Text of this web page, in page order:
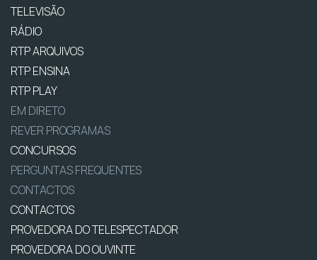
TELEVISÃO
RÁDIO
RTP ARQUIVOS
RTP ENSINA
RTP PLAY
EM DIRETO
REVER PROGRAMAS
CONCURSOS
PERGUNTAS FREQUENTES
CONTACTOS
CONTACTOS
PROVEDORA DO TELESPECTADOR
PROVEDORA DO OUVINTE